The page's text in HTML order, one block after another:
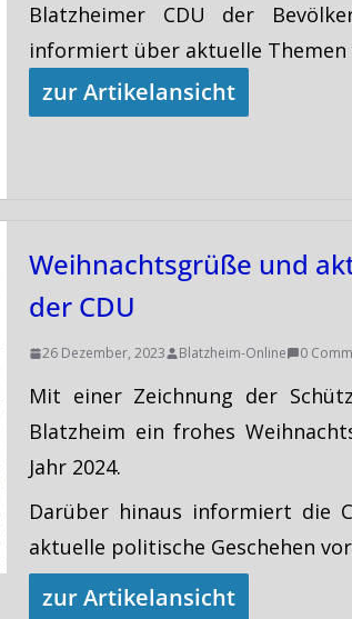
Blatzheimer CDU der
informiert über aktuelle Themen
zur Artikelansicht
Weihnachtsgrüße und
der CDU
26 Dezember, 2023 Blatzheim-Online 0
Mit einer Zeichnung der
Blatzheim ein frohes
Jahr 2024.
Darüber hinaus informiert die
aktuelle politische Geschehen
zur Artikelansicht